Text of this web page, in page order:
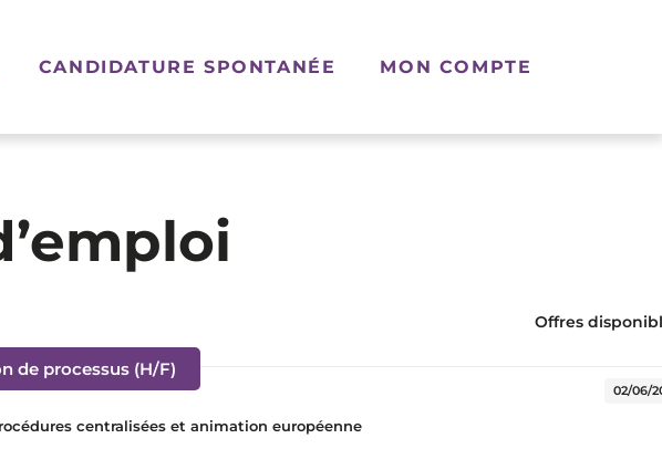
CANDIDATURE SPONTANÉE MON COMPTE
Offres
de processus (H/F)
centralisées et animation européenne
02/06/